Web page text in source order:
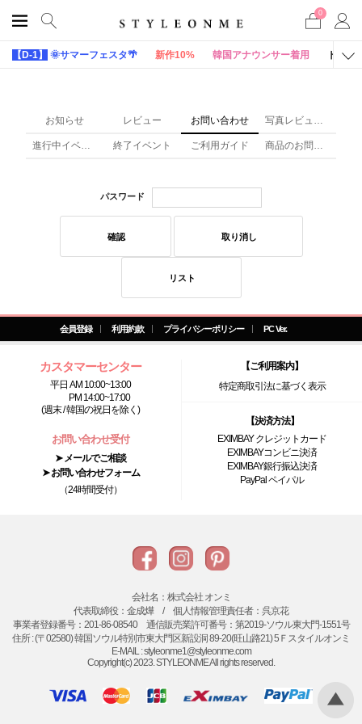
0
【D-1】 🌞サマーフェスタ🌴 新作10% 韓国アナウンサー着用 トップ
お知らせ レビュー お問い合わせ 写真レビュー(x)
進行中イベント 終了イベント ご利用ガイド 商品のお問い合わせ
パスワード
確認 取り消し
リスト
会員登録 利用約款 プライバシーポリシー PC Ver.
カスタマーセンター
平日 AM 10:00~13:00
PM 14:00~17:00
(週末 / 韓国の祝日を除く)
お問い合わせ受付
➤ メールでご相談
➤ お問い合わせフォーム
（24時間受付）
【ご利用案内】
特定商取引法に基づく表示
【決済方法】
EXIMBAY クレジットカード
EXIMBAYコンビニ決済
EXIMBAY銀行振込決済
PayPal ペイパル
会社名：株式会社 オンミ
代表取締役：金成燁 / 個人情報管理責任者：呉京花
事業者登録番号：201-86-08540 通信販売業許可番号：第2019-ソウル東大門-1551号
住所 : (〒02580) 韓国ソウル特別市東大門区新設洞 89-20(旺山路21) 5Ｆスタイルオンミ
E-MAIL : styleonme1@styleonme.com
Copyright(c) 2023. STYLEONME All rights reserved.